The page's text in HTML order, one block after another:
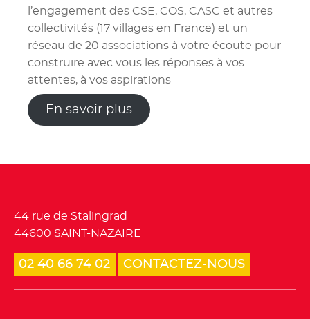
l’engagement des CSE, COS, CASC et autres
collectivités (17 villages en France) et un
réseau de 20 associations à votre écoute pour
construire avec vous les réponses à vos
attentes, à vos aspirations
En savoir plus
Tourisme et loisirs
44 rue de Stalingrad
44600 SAINT-NAZAIRE
02 40 66 74 02 CONTACTEZ-NOUS